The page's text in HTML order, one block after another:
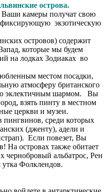
острова.
Ваши камеры получат свою
экзотическую
островов) содержит
которые мы будем
на лодках Зодиаках во
местом посадки,
атмосферу британского
эклектичным шармом. Вы
взять пинту в местном
церкви и музеи.
пингвинов, среди которых
(дженту), адели и
Если повезет, Вы
На островах также обитает
чернобровый альбатрос, Рен
Фолклендов.